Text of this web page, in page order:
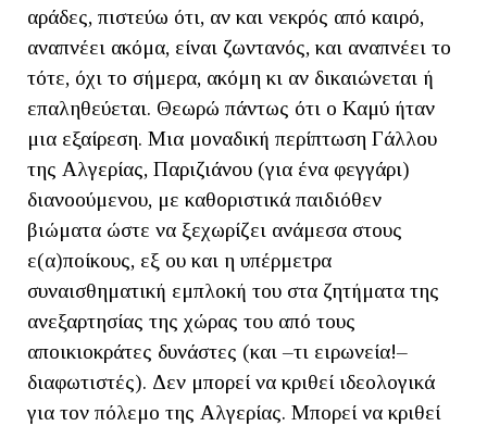
αράδες, πιστεύω ότι, αν και νεκρός από καιρό,
αναπνέει ακόμα, είναι ζωντανός, και αναπνέει το
τότε, όχι το σήμερα, ακόμη κι αν δικαιώνεται ή
επαληθεύεται. Θεωρώ πάντως ότι ο Καμύ ήταν
μια εξαίρεση. Μια μοναδική περίπτωση Γάλλου
της Αλγερίας, Παριζιάνου (για ένα φεγγάρι)
διανοούμενου, με καθοριστικά παιδιόθεν
βιώματα ώστε να ξεχωρίζει ανάμεσα στους
ε(α)ποίκους, εξ ου και η υπέρμετρα
συναισθηματική εμπλοκή του στα ζητήματα της
ανεξαρτησίας της χώρας του από τους
αποικιοκράτες δυνάστες (και –τι ειρωνεία!–
διαφωτιστές). Δεν μπορεί να κριθεί ιδεολογικά
για τον πόλεμο της Αλγερίας. Μπορεί να κριθεί